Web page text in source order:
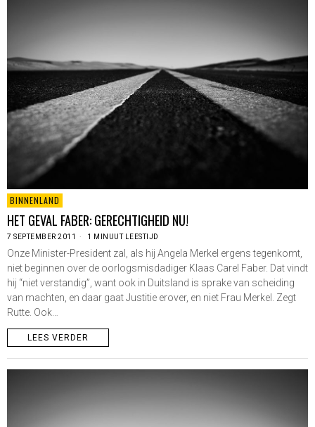
BINNENLAND
HET GEVAL FABER: GERECHTIGHEID NU!
7 SEPTEMBER 2011 1 MINUUT LEESTIJD
Onze Minister-President zal, als hij Angela Merkel ergens tegenkomt,
niet beginnen over de oorlogsmisdadiger Klaas Carel Faber. Dat vindt
hij “niet verstandig”, want ook in Duitsland is sprake van scheiding
van machten, en daar gaat Justitie erover, en niet Frau Merkel. Zegt
Rutte. Ook…
LEES VERDER